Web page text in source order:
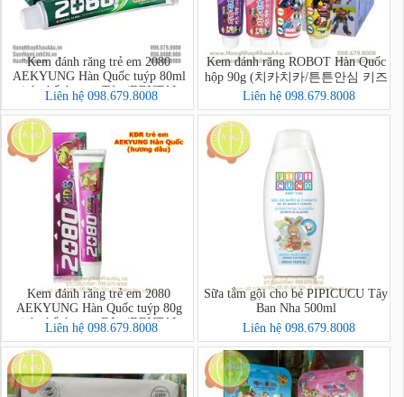
Kem đánh răng trẻ em 2080
AEKYUNG Hàn Quốc tuýp 80ml
tinh chất hương Táo (DENTAL
CLINIC 2080 Kids Toothpaste
(Apple))
Liên hệ 098.679.8008
Kem đánh răng ROBOT Hàn Quốc
hộp 90g (치카치카/튼튼안심 키즈
치약)
Liên hệ 098.679.8008
Kem đánh răng trẻ em 2080
AEKYUNG Hàn Quốc tuýp 80g
tinh chất hương Dâu (DENTAL
CLINIC 2080 Kids Toothpaste
(Strawberry))
Liên hệ 098.679.8008
Sữa tắm gội cho bé PIPICUCU Tây
Ban Nha 500ml
Liên hệ 098.679.8008